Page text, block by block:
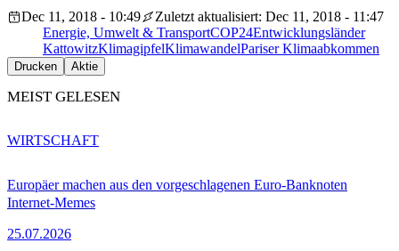
Dec 11, 2018 - 10:49
Zuletzt aktualisiert: Dec 11, 2018 - 11:47
Energie, Umwelt & TransportCOP24Entwicklungsländer
KattowitzKlimagipfelKlimawandelPariser Klimaabkommen
Drucken Aktie
MEIST GELESEN
Europäer machen aus den vorgeschlagenen Euro-Banknoten
Internet-Memes
25.07.2026
WIRTSCHAFT